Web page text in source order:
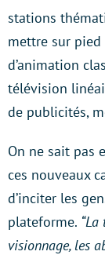
stations
mettre sur pied
d’animation
télévision
de publicités,
On ne sait pas
ces nouveaux
d’inciter les
plateforme.
visionnage, les